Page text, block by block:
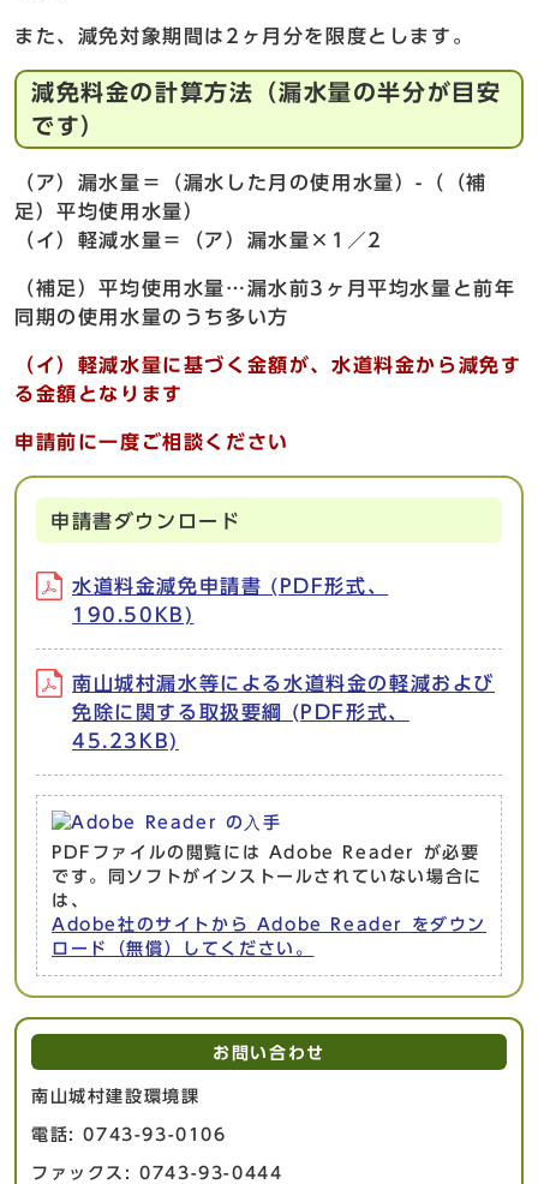
また、減免対象期間は2ヶ月分を限度とします。
減免料金の計算方法（漏水量の半分が目安
です）
（ア）漏水量＝（漏水した月の使用水量）-（（補
足）平均使用水量）
（イ）軽減水量＝（ア）漏水量×1／2
（補足）平均使用水量…漏水前3ヶ月平均水量と前年
同期の使用水量のうち多い方
（イ）軽減水量に基づく金額が、水道料金から減免す
る金額となります
申請前に一度ご相談ください
申請書ダウンロード
水道料金減免申請書 (PDF形式、
190.50KB)
南山城村漏水等による水道料金の軽減および
免除に関する取扱要綱 (PDF形式、
45.23KB)
PDFファイルの閲覧には Adobe Reader が必要
です。同ソフトがインストールされていない場合に
は、
Adobe社のサイトから Adobe Reader をダウン
ロード（無償）してください。
お問い合わせ
南山城村建設環境課
電話: 0743-93-0106
ファックス: 0743-93-0444